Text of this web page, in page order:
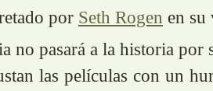
por Seth Rogen en
no pasará a la historia por
las películas con un